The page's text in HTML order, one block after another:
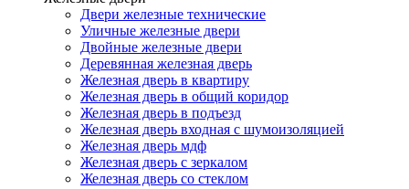
Двери железные технические
Уличные железные двери
Двойные железные двери
Деревянная железная дверь
Железная дверь в квартиру
Железная дверь в общий коридор
Железная дверь в подъезд
Железная дверь входная с шумоизоляцией
Железная дверь мдф
Железная дверь с зеркалом
Железная дверь со стеклом